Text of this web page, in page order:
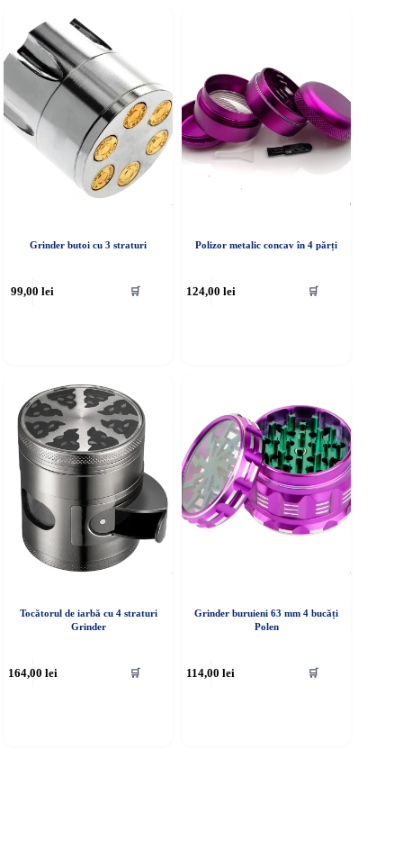
Grinder butoi cu 3 straturi
99,00lei 🛒
Polizor metalic concav în 4 părți
124,00 lei 🛒
Tocătorul de iarbă cu 4 straturi
Grinder
164,00 lei 🛒
Grinder buruieni 63 mm 4 bucăți
Polen
114,00lei 🛒